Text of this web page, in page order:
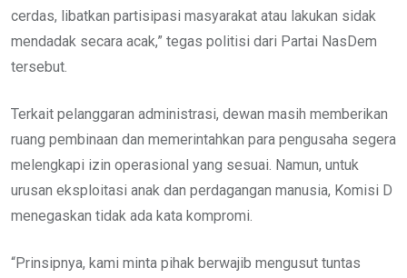
cerdas, libatkan partisipasi masyarakat atau lakukan sidak
mendadak secara acak,” tegas politisi dari Partai NasDem
tersebut.
Terkait pelanggaran administrasi, dewan masih memberikan
ruang pembinaan dan memerintahkan para pengusaha segera
melengkapi izin operasional yang sesuai. Namun, untuk
urusan eksploitasi anak dan perdagangan manusia, Komisi D
menegaskan tidak ada kata kompromi.
“Prinsipnya, kami minta pihak berwajib mengusut tuntas